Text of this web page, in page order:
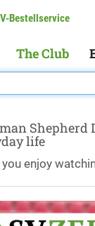
Bestellservice
The Club
Shepherd
life
enjoy